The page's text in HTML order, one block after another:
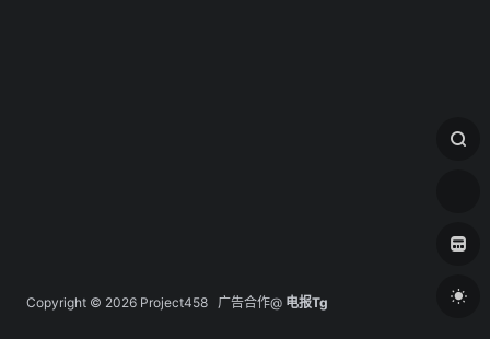
Copyright © 2026 Project458 广告合作@ 电报Tg